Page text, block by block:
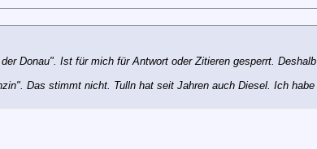
Donau". Ist für mich für Antwort oder Zitieren gesperrt.
Das stimmt nicht. Tulln hat seit Jahren auch Diesel. Ich